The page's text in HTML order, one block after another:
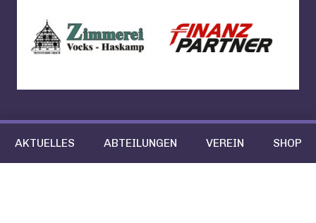
AKTUELLES ABTEILUNGEN VEREIN SHOP